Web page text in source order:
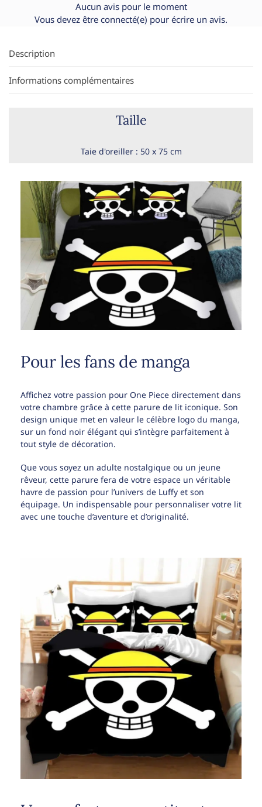
Aucun avis pour le moment
Vous devez être connecté(e) pour écrire un avis.
Description
Informations complémentaires
Taille
Taie d'oreiller : 50 x 75 cm
Pour les fans de manga
Affichez votre passion pour One Piece directement dans
votre chambre grâce à cette parure de lit iconique. Son
design unique met en valeur le célèbre logo du manga,
sur un fond noir élégant qui s’intègre parfaitement à
tout style de décoration.
Que vous soyez un adulte nostalgique ou un jeune
rêveur, cette parure fera de votre espace un véritable
havre de passion pour l’univers de Luffy et son
équipage. Un indispensable pour personnaliser votre lit
avec une touche d’aventure et d’originalité.